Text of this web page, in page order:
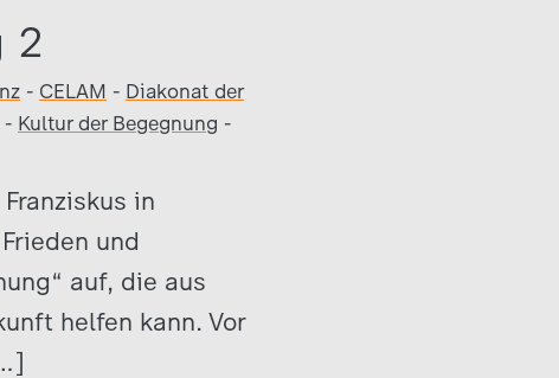
2
- CELAM - Diakonat der
- Kultur der Begegnung -
in
und
auf, die aus
helfen kann. Vor